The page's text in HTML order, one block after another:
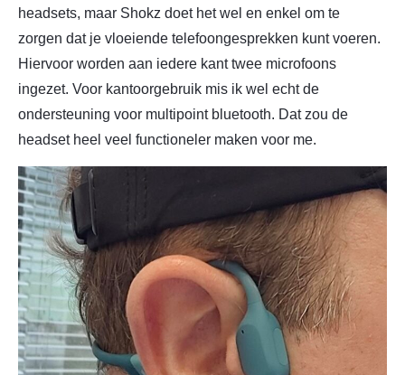
headsets, maar Shokz doet het wel en enkel om te
zorgen dat je vloeiende telefoongesprekken kunt voeren.
Hiervoor worden aan iedere kant twee microfoons
ingezet. Voor kantoorgebruik mis ik wel echt de
ondersteuning voor multipoint bluetooth. Dat zou de
headset heel veel functioneler maken voor me.